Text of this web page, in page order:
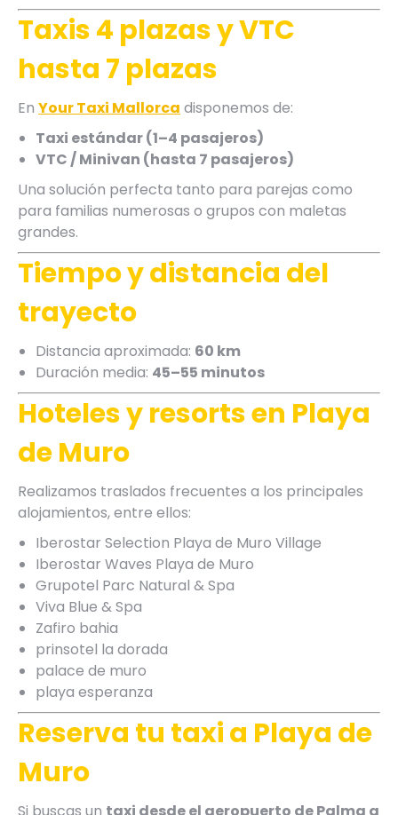
Taxis 4 plazas y VTC
hasta 7 plazas
En Your Taxi Mallorca disponemos de:
Taxi estándar (1–4 pasajeros)
VTC / Minivan (hasta 7 pasajeros)
Una solución perfecta tanto para parejas como
para familias numerosas o grupos con maletas
grandes.
Tiempo y distancia del
trayecto
Distancia aproximada: 60 km
Duración media: 45–55 minutos
Hoteles y resorts en Playa
de Muro
Realizamos traslados frecuentes a los principales
alojamientos, entre ellos:
Iberostar Selection Playa de Muro Village
Iberostar Waves Playa de Muro
Grupotel Parc Natural & Spa
Viva Blue & Spa
Zafiro bahia
prinsotel la dorada
palace de muro
playa esperanza
Reserva tu taxi a Playa de
Muro